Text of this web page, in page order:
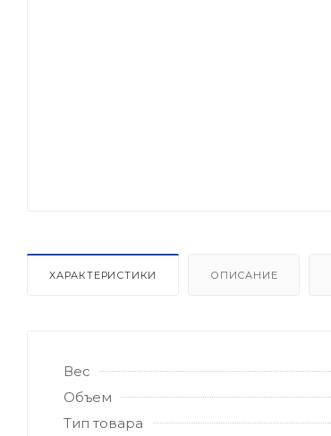
ХАРАКТЕРИСТИКИ ОПИСАНИЕ
Вес
Объем
Тип товара